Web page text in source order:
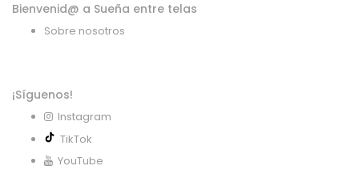
Bienvenid@ a Sueña entre telas
Sobre nosotros
¡Síguenos!
Instagram
TikTok
YouTube